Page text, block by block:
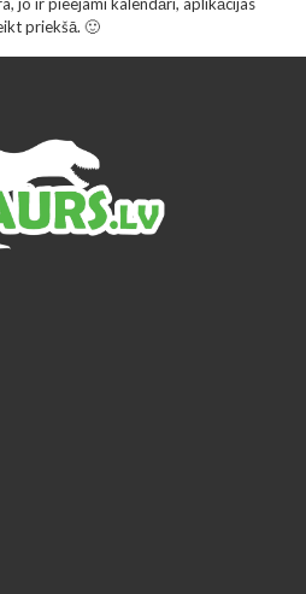
priekšā. 🙂